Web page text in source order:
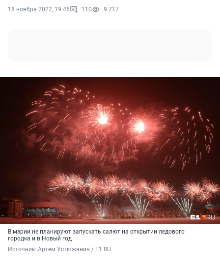
18 ноября 2022, 19:46 110 9 717
В мэрии не планируют запускать салют на открытии ледового
городка и в Новый год
Источник: Артем Устюжанин / E1.RU